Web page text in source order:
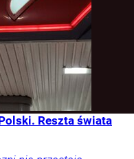
Reszta świata